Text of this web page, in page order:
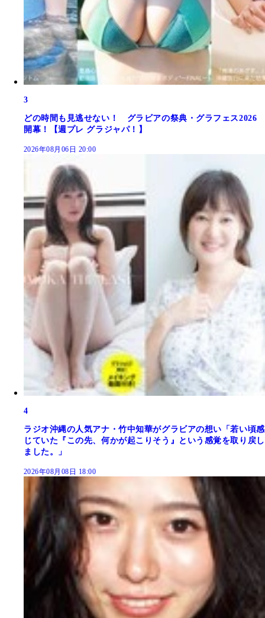
3
どの時間も見逃せない！ グラビアの祭典・グラフェス2026
開幕！【週プレ グラジャパ！】
2026年08月06日 20:00
4
ラジオ沖縄の人気アナ・竹中知華がグラビアの想い「若い頃感
じていた『この先、何かが起こりそう』という感覚を取り戻し
ました。」
2026年08月08日 18:00